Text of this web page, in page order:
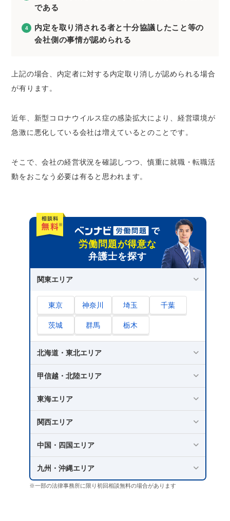
である
内定を取り消される者と十分協議したこと等の
会社側の事情が認められる
上記の場合、内定者に対する内定取り消しが認められる場合
が有ります。
近年、新型コロナウイルス症の感染拡大により、経営環境が
急激に悪化している会社は増えているとのことです。
そこで、会社の経営状況を確認しつつ、慎重に就職・転職活
動をおこなう必要は有ると思われます。
労働問題が得意な
弁護士を探す
関東エリア
東京 神奈川 埼玉 千葉
茨城 群馬 栃木
北海道・東北エリア
甲信越・北陸エリア
東海エリア
関西エリア
中国・四国エリア
九州・沖縄エリア
※一部の法律事務所に限り初回相談無料の場合があります